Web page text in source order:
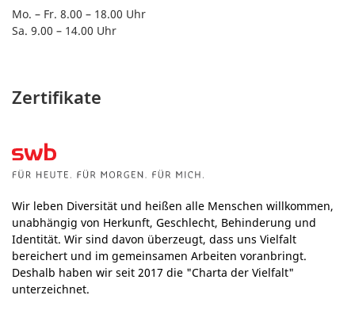
Mo. – Fr. 8.00 – 18.00 Uhr
Sa. 9.00 – 14.00 Uhr
Zertifikate
Wir leben Diversität und heißen alle Menschen willkommen,
unabhängig von Herkunft, Geschlecht, Behinderung und
Identität. Wir sind davon überzeugt, dass uns Vielfalt
bereichert und im gemeinsamen Arbeiten voranbringt.
Deshalb haben wir seit 2017 die "Charta der Vielfalt"
unterzeichnet.